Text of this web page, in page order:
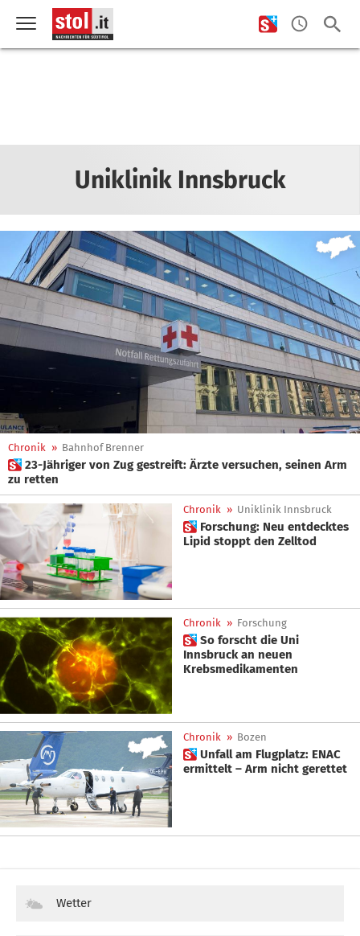
Uniklinik Innsbruck
Chronik » Bahnhof Brenner
 23-Jähriger von Zug gestreift: Ärzte versuchen, seinen Arm
zu retten
Chronik » Uniklinik Innsbruck
 Forschung: Neu entdecktes
Lipid stoppt den Zelltod
Chronik » Forschung
 So forscht die Uni
Innsbruck an neuen
Krebsmedikamenten
Chronik » Bozen
 Unfall am Flugplatz: ENAC
ermittelt – Arm nicht gerettet
Wetter